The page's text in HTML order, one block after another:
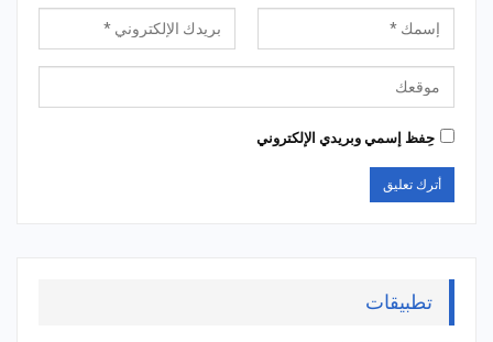
حِفظ إسمي وبريدي الإلكتروني
تطبيقات